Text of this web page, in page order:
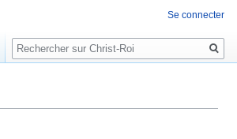
Se connecter
Rechercher